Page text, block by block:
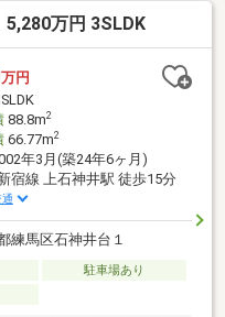
「コープみらい コープ上
ぺい率50%・容積率
いします ━━━━━・・・物
せください。
万円 3SLDK
万円
88.8m2
66.77m2
年3月(築24年6ヶ月)
宿線 上石神井駅 徒歩15分
練馬区石神井台１
駐車場あり